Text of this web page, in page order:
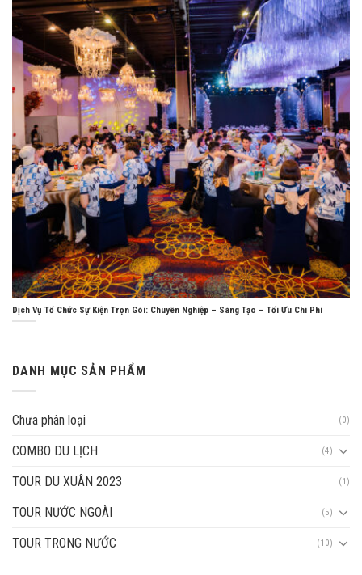
Dịch Vụ Tổ Chức Sự Kiện Trọn Gói: Chuyên Nghiệp – Sáng Tạo – Tối Ưu Chi Phí
DANH MỤC SẢN PHẨM
Chưa phân loại (0)
COMBO DU LỊCH (4)
TOUR DU XUÂN 2023 (1)
TOUR NƯỚC NGOÀI (5)
TOUR TRONG NƯỚC (10)